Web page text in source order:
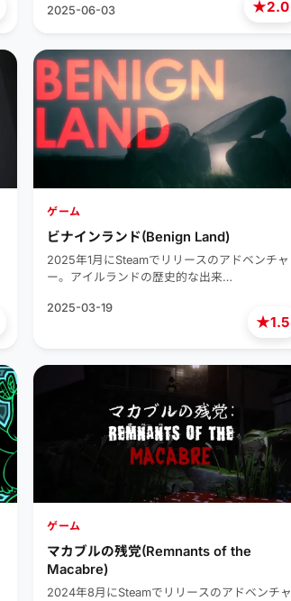
★2.0
2025-06-03
★1.5
ゲーム
ビナインランド(Benign Land)
2025年1月にSteamでリリースのアドベンチャ
ー。アイルランドの歴史的な出来…
2025-03-19
ゲーム
マカブルの残党(Remnants of the
Macabre)
2024年8月にSteamでリリースのアドベンチャ